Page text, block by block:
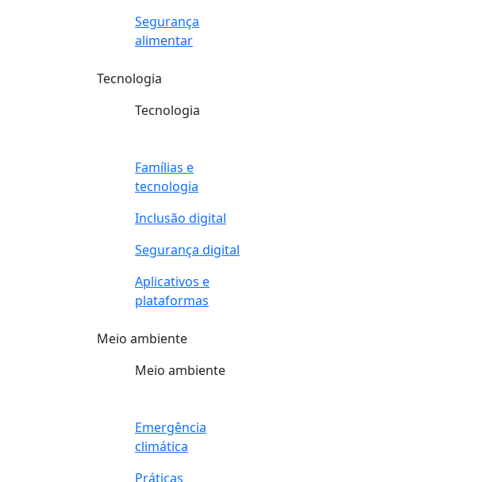
Segurança
alimentar
Tecnologia
Tecnologia
Famílias e
tecnologia
Inclusão digital
Segurança digital
Aplicativos e
plataformas
Meio ambiente
Meio ambiente
Emergência
climática
Práticas